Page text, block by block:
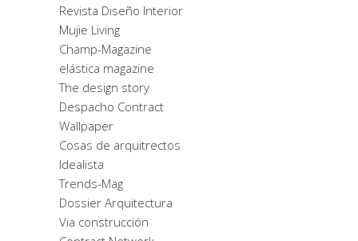
Revista Diseño Interior
Mujie Living
Champ-Magazine
elástica magazine
The design story
Despacho Contract
Wallpaper
Cosas de arquitrectos
Idealista
Trends-Mag
Dossier Arquitectura
Via construcción